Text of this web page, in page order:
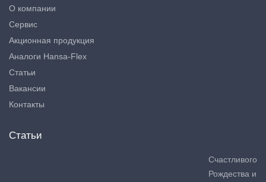
О компании
Сервис
Акционная продукция
Аналоги Hansa-Flex
Статьи
Вакансии
Контакты
Статьи
Счастливого
Рождества и